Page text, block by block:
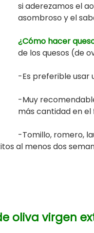
si aderezamos el
asombroso y el
¿Cómo hacer
de los quesos (de
-Es preferible usar
-Muy
más cantidad en el
-Tomillo, romero,
al menos dos
oliva virgen